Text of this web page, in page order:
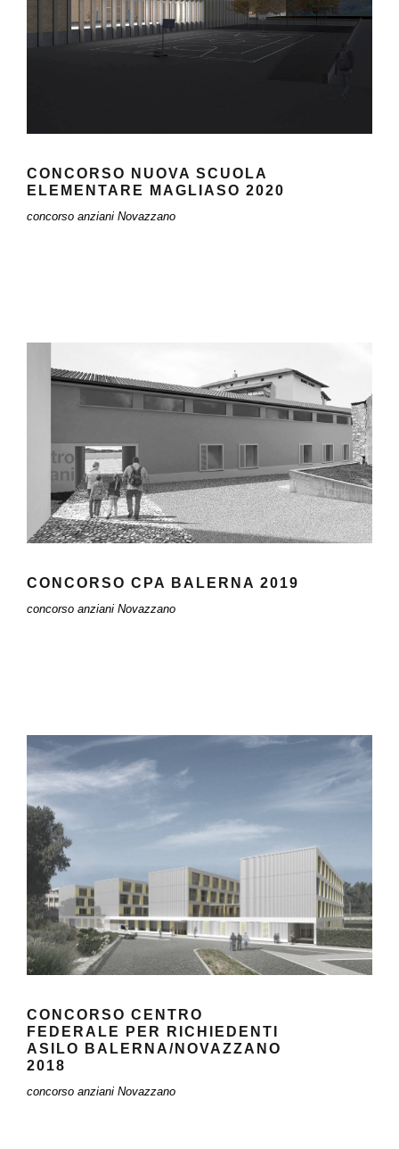
CONCORSO NUOVA SCUOLA
ELEMENTARE MAGLIASO 2020
concorso anziani Novazzano
ELEMENTARE MAGLIASO 2020
CONCORSO CPA BALERNA 2019
CONCORSO CPA BALERNA 2019
concorso anziani Novazzano
CONCORSO CENTRO
FEDERALE PER RICHIEDENTI
ASILO BALERNA/NOVAZZANO
2018
concorso anziani Novazzano
CONCORSO CENTRO FEDERALE PER
RICHIEDENTI ASILO
BALERNA/NOVAZZANO 2018